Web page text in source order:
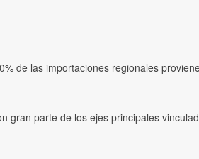
de las importaciones regionales
gran parte de los ejes principales